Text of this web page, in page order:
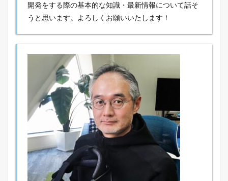
開発をする際の基本的な知識・最新情報について話そ
うと思います。よろしくお願いいたします！